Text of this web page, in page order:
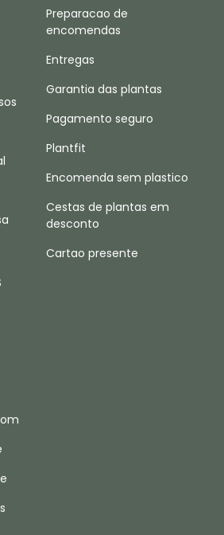
Preparacao de
encomendas
Entregas
Garantia das plantas
Pagamento seguro
Plantfit
Encomenda sem plastico
Cestas de plantas em
desconto
Cartao presente